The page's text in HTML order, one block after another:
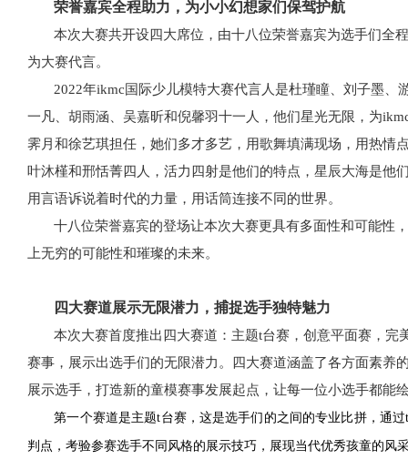
荣誉嘉宾全程助力，为小小幻想家们保驾护航
本次大赛共开设四大席位，由十八位荣誉嘉宾为选手们全
为大赛代言。
2022年ikmc国际少儿模特大赛代言人是杜瑾瞳、刘子墨
一凡、胡雨涵、吴嘉昕和倪馨羽十一人，他们星光无限，为
霁月和徐艺琪担任，她们多才多艺，用歌舞填满现场，用热情
叶沐槿和邢恬菁四人，活力四射是他们的特点，星辰大海是他
用言语诉说着时代的力量，用话筒连接不同的世界。
十八位荣誉嘉宾的登场让本次大赛更具有多面性和可能性
上无穷的可能性和璀璨的未来。
四大赛道展示无限潜力，捕捉选手独特魅力
本次大赛首度推出四大赛道：主题t台赛，创意平面赛，完
赛事，展示出选手们的无限潜力。四大赛道涵盖了各方面素养
展示选手，打造新的童模赛事发展起点，让每一位小选手都能
第一个赛道是主题t台赛，这是选手们的之间的专业比拼，通
判点，考验参赛选手不同风格的展示技巧，展现当代优秀孩童的风